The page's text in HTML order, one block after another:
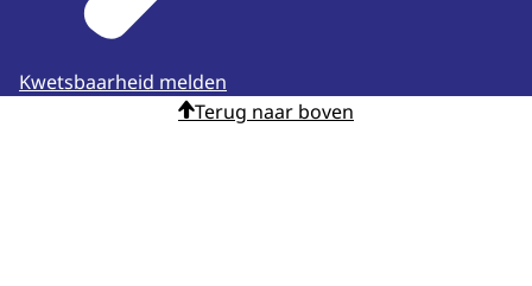
Kwetsbaarheid melden
Terug naar boven